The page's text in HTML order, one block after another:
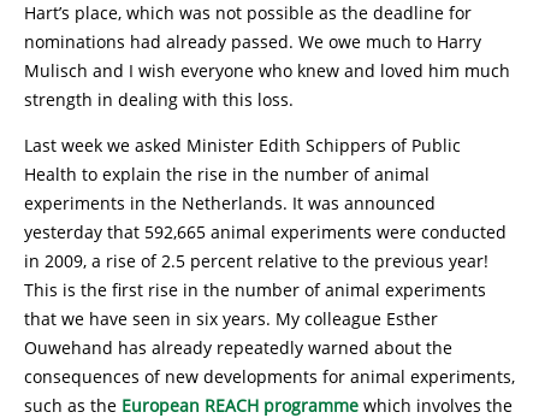
Hart’s place, which was not possible as the deadline for
nominations had already passed. We owe much to Harry
Mulisch and I wish everyone who knew and loved him much
strength in dealing with this loss.
Last week we asked Minister Edith Schippers of Public
Health to explain the rise in the number of animal
experiments in the Netherlands. It was announced
yesterday that 592,665 animal experiments were conducted
in 2009, a rise of 2.5 percent relative to the previous year!
This is the first rise in the number of animal experiments
that we have seen in six years. My colleague Esther
Ouwehand has already repeatedly warned about the
consequences of new developments for animal experiments,
such as the European REACH programme which involves the